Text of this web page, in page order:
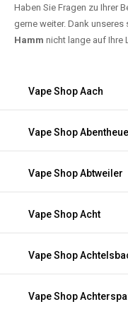
Haben Sie Fragen zu Ihrer
gerne weiter. Dank unseres
Hamm nicht lange auf Ihre
Vape Shop Aach
Vape Shop
Vape Shop Abtweiler
Vape Shop Acht
Vape Shop
Vape Shop